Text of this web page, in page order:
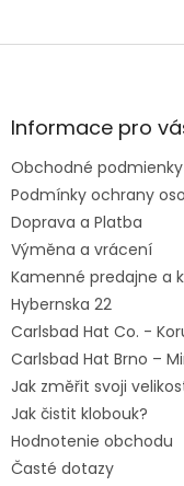
Z
ä
e
Informace pro
Obchodné podmienky
Podmínky ochrany
Doprava a Platba
Výměna a vrácení
Kamenné predajne a
Hybernska 22
Carlsbad Hat Co. -
Carlsbad Hat Brno –
Jak změřit svoji
Jak čistit klobouk?
Hodnotenie obchodu
Časté dotazy